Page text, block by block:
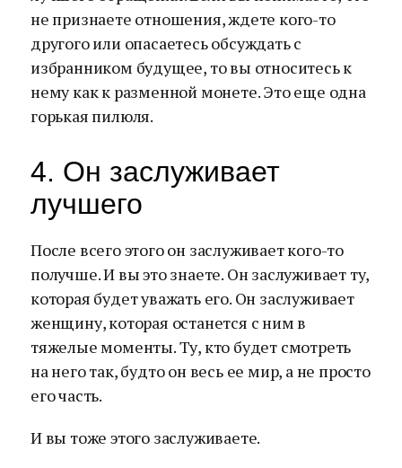
не признаете отношения, ждете кого-то
другого или опасаетесь обсуждать с
избранником будущее, то вы относитесь к
нему как к разменной монете. Это еще одна
горькая пилюля.
4. Он заслуживает
лучшего
После всего этого он заслуживает кого-то
получше. И вы это знаете. Он заслуживает ту,
которая будет уважать его. Он заслуживает
женщину, которая останется с ним в
тяжелые моменты. Ту, кто будет смотреть
на него так, будто он весь ее мир, а не просто
его часть.
И вы тоже этого заслуживаете.